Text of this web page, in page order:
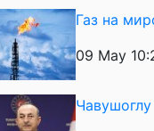
Газ на
09 May